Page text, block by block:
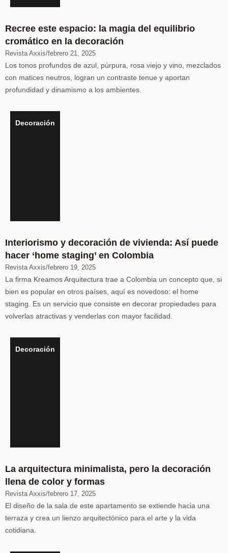
Recree este espacio: la magia del equilibrio
cromático en la decoración
Revista Axxis/febrero 21, 2025
Los tonos profundos de azul, púrpura, rosa viejo y vino, mezclados
con matices neutros, logran un contraste tenue y aportan
profundidad y dinamismo a los ambientes.
Decoración
Interiorismo y decoración de vivienda: Así puede
hacer ‘home staging’ en Colombia
Revista Axxis/febrero 19, 2025
La firma Kreamos Arquitectura trae a Colombia un concepto que, si
bien es popular en otros países, aquí es novedoso: el home
staging. Es un servicio que consiste en decorar propiedades para
volverlas atractivas y venderlas con mayor facilidad.
Decoración
La arquitectura minimalista, pero la decoración
llena de color y formas
Revista Axxis/febrero 17, 2025
El diseño de la sala de este apartamento se extiende hacia una
terraza y crea un lienzo arquitectónico para el arte y la vida
cotidiana.